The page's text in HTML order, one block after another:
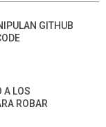
GITHUB
A LOS
ROBAR